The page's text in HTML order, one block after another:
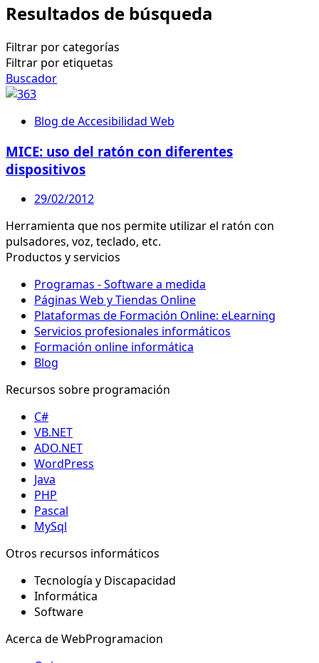
Resultados de búsqueda
Filtrar por categorías
Filtrar por etiquetas
Buscador
Blog de Accesibilidad Web
MICE: uso del ratón con diferentes
dispositivos
29/02/2012
Herramienta que nos permite utilizar el ratón con
pulsadores, voz, teclado, etc.
Productos y servicios
Programas - Software a medida
Páginas Web y Tiendas Online
Plataformas de Formación Online: eLearning
Servicios profesionales informáticos
Formación online informática
Blog
Recursos sobre programación
C#
VB.NET
ADO.NET
WordPress
Java
PHP
Pascal
MySql
Otros recursos informáticos
Tecnología y Discapacidad
Informática
Software
Acerca de WebProgramacion